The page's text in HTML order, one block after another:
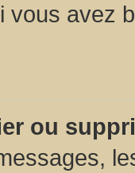
vous avez
ou